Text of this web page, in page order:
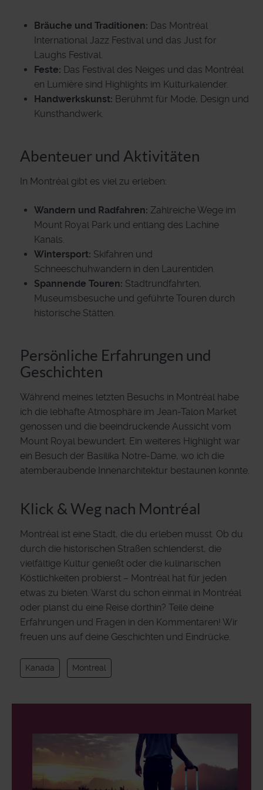
Bräuche und Traditionen: Das Montréal
International Jazz Festival und das Just for
Laughs Festival.
Feste: Das Festival des Neiges und das Montréal
en Lumière sind Highlights im Kulturkalender.
Handwerkskunst: Berühmt für Mode, Design und
Kunsthandwerk.
Abenteuer und Aktivitäten
In Montréal gibt es viel zu erleben:
Wandern und Radfahren: Zahlreiche Wege im
Mount Royal Park und entlang des Lachine
Kanals.
Wintersport: Skifahren und
Schneeschuhwandern in den Laurentiden.
Spannende Touren: Stadtrundfahrten,
Museumsbesuche und geführte Touren durch
historische Stätten.
Persönliche Erfahrungen und
Geschichten
Während meines letzten Besuchs in Montréal habe
ich die lebhafte Atmosphäre im Jean-Talon Market
genossen und die beeindruckende Aussicht vom
Mount Royal bewundert. Ein weiteres Highlight war
ein Besuch der Basilika Notre-Dame, wo ich die
atemberaubende Innenarchitektur bestaunen konnte.
Klick & Weg nach Montréal
Montréal ist eine Stadt, die du erleben musst. Ob du
durch die historischen Straßen schlenderst, die
vielfältige Kultur genießt oder die kulinarischen
Köstlichkeiten probierst – Montréal hat für jeden
etwas zu bieten. Warst du schon einmal in Montréal
oder planst du eine Reise dorthin? Teile deine
Erfahrungen und Fragen in den Kommentaren! Wir
freuen uns auf deine Geschichten und Eindrücke.
Kanada Montreal